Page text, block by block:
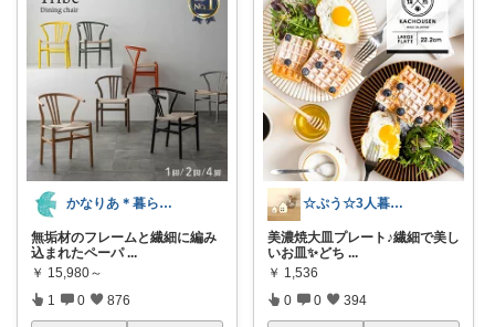
かなりあ＊暮らしのマルシェ
無垢材のフレームと繊細に編み
込まれたペーパ ...
￥ 15,980～
1 0 876
☆ぷう☆3人暮らしの小さな家
美濃焼大皿プレート♪繊細で美し
いお皿✨どち ...
￥ 1,536
0 0 394